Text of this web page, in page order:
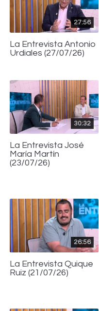
27:56
La Entrevista Antonio
Urdiales (27/07/26)
30:32
La Entrevista José
María Martín
(23/07/26)
26:56
La Entrevista Quique
Ruiz (21/07/26)